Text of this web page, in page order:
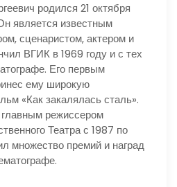
родился 21 октября
является известным
сценаристом, актером и
ВГИК в 1969 году и с тех
Его первым
ему широкую
«Как закалялась сталь».
режиссером
Театра с 1987 по
множество премий и наград